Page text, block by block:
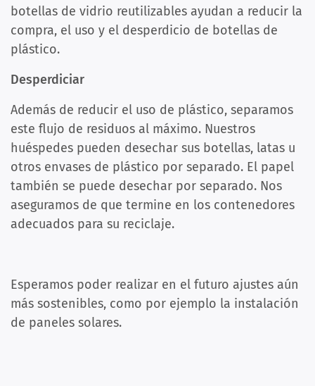
botellas de vidrio reutilizables ayudan a reducir la
compra, el uso y el desperdicio de botellas de
plástico.
Desperdiciar
Además de reducir el uso de plástico, separamos
este flujo de residuos al máximo. Nuestros
huéspedes pueden desechar sus botellas, latas u
otros envases de plástico por separado. El papel
también se puede desechar por separado. Nos
aseguramos de que termine en los contenedores
adecuados para su reciclaje.
Esperamos poder realizar en el futuro ajustes aún
más sostenibles, como por ejemplo la instalación
de paneles solares.